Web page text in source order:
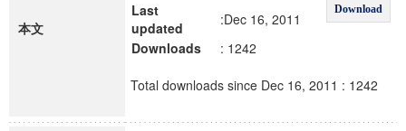
本文
Download
Last
updated
:Dec 16, 2011
Downloads
: 1242
Total downloads since Dec 16, 2011 : 1242